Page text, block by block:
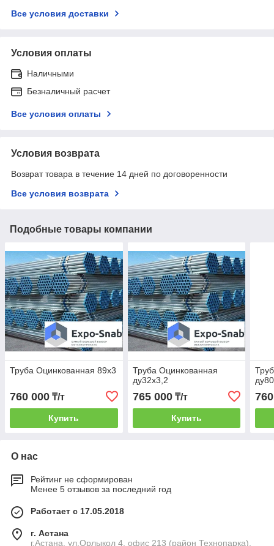
Все условия доставки
Условия оплаты
Наличными
Безналичный расчет
Все условия оплаты
Условия возврата
Возврат товара в течение 14 дней по договоренности
Все условия возврата
Подобные товары компании
Труба Оцинкованная 89х3
760 000 ₸/т
Купить
Труба Оцинкованная
ду32х3,2
765 000₸/т
Купить
О нас
Рейтинг не сформирован
Менее 5 отзывов за последний год
Работает с 17.05.2018
г. Астана
г.Астана, ул.Орлыкол 4, офис 213 (район Технопарка),